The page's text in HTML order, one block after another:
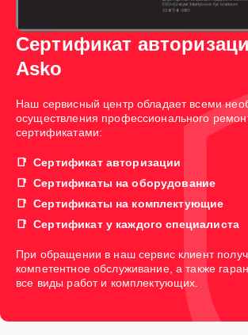
Сертификат
Asko
Наш сервисный центр обладает всеми
осуществления профессионального
сертификатами:
Сертификат авторизации
Сертификаты на оборудование
Сертификаты на комплектующие
Сертификат у каждого специалиста
При обращении в наш сервис клиент
компетентное обслуживание, а также
все виды работ и комплектующих.